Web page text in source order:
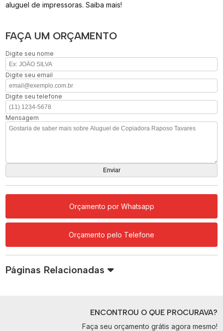
aluguel de impressoras. Saiba mais!
FAÇA UM ORÇAMENTO
Digite seu nome
Digite seu email
Digite seu telefone
Mensagem
Orçamento por Whatsapp
Orçamento pelo Telefone
Páginas Relacionadas
ENCONTROU O QUE PROCURAVA?
Faça seu orçamento grátis agora mesmo!